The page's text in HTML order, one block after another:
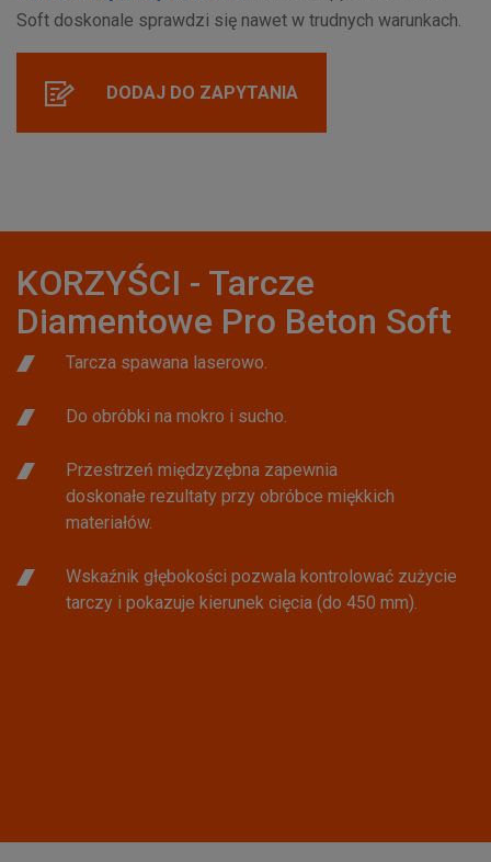
Soft doskonale sprawdzi się nawet w trudnych warunkach.
DODAJ DO ZAPYTANIA
KORZYŚCI - Tarcze
Diamentowe Pro Beton Soft
Tarcza spawana laserowo.
Do obróbki na mokro i sucho.
Przestrzeń międzyzębna zapewnia
doskonałe rezultaty przy obróbce miękkich
materiałów.
Wskaźnik głębokości pozwala kontrolować zużycie
tarczy i pokazuje kierunek cięcia (do 450 mm).